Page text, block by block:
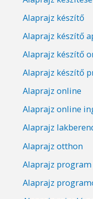
Alaprajz készítő
Alaprajz készítő
Alaprajz készítő
Alaprajz készítő
Alaprajz online
Alaprajz online
Alaprajz
Alaprajz otthon
Alaprajz program
Alaprajz